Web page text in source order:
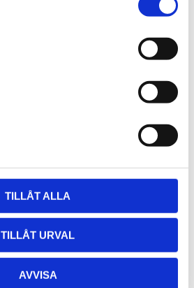
TILLÅT ALLA
TILLÅT URVAL
AVVISA
Lägg